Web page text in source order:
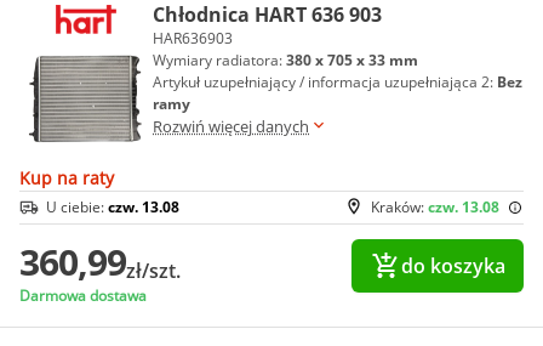
Chłodnica HART 636 903
HAR636903
Wymiary radiatora:380 x 705 x 33 mm
Artykuł uzupełniający / informacja uzupełniająca 2: Bez
ramy
Rozwiń więcej danych
Kup na raty
Kraków:czw. 13.08
U ciebie:czw. 13.08
360,99zł/szt.
Darmowa dostawa
do koszyka